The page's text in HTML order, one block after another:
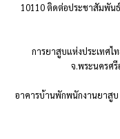
10110 ติดต่อประชาสัมพัน
การยาสูบแห่งประเทศไ
จ.พระนครศรี
อาคารบ้านพักพนักงานยาสูบ